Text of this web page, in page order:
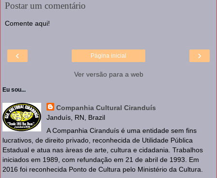
Postar um comentário
Comente aqui!
‹ ›
Página inicial
Ver versão para a web
Eu sou...
Companhia Cultural Ciranduís
Janduís, RN, Brazil
A Companhia Ciranduís é uma entidade sem fins
lucrativos, de direito privado, reconhecida de Utilidade Pública
Estadual e atua nas àreas de arte, cultura e cidadania. Trabalhos
iniciados em 1989, com refundação em 21 de abril de 1993. Em
2016 foi reconhecida Ponto de Cultura pelo Ministério da Cultura.